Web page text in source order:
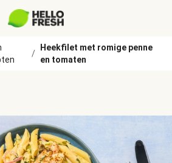
/
Heekfilet met romige penne
en tomaten